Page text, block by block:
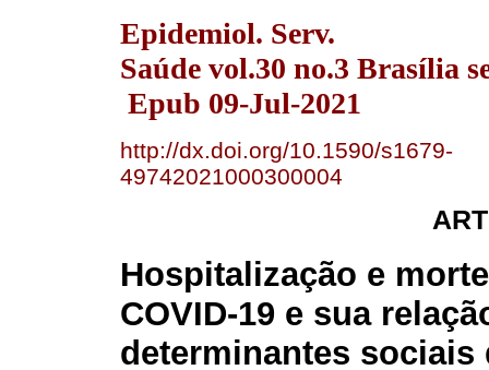
Epidemiol. Serv.
Saúde vol.30 no.3 Brasília
Epub 09-Jul-2021
http://dx.doi.org/10.1590/s1679-
49742021000300004
Hospitalização e
COVID-19 e sua
determinantes sociais